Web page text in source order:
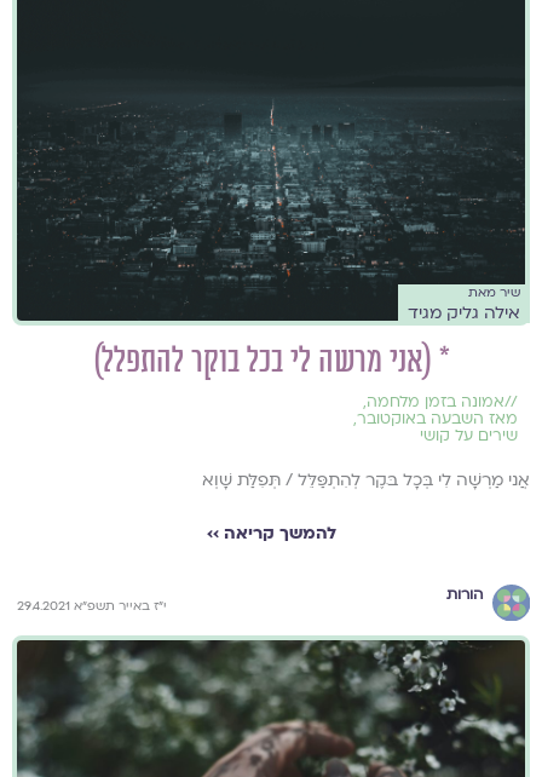
שיר מאת
אילה גליק מגיד
* (אני מרשה לי בכל בוקר להתפלל)
//אמונה בזמן מלחמה,
מאז השבעה באוקטובר,
שירים על קושי
אֲני מַרְשָׁה לִי בְּכָל בּׁקֶר לְהִתְפַּלֵּל / תְּפִלַּת שָׁוְא
להמשך קריאה ››
הורות
י"ז באייר תשפ"א 29.4.2021